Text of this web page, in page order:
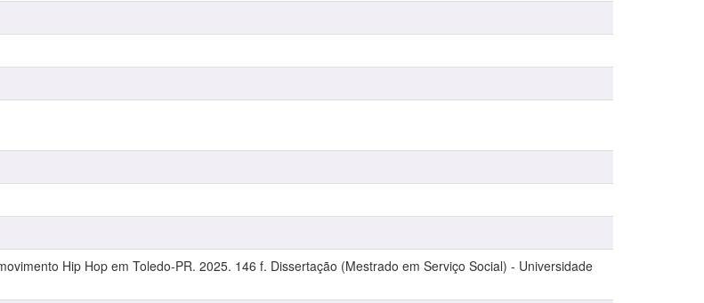
Hip Hop em Toledo-PR. 2025. 146 f. Dissertação (Mestrado em Serviço Social) - Universidade